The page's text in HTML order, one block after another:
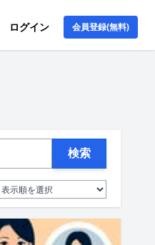
ログイン 会員登録(無料)
検索